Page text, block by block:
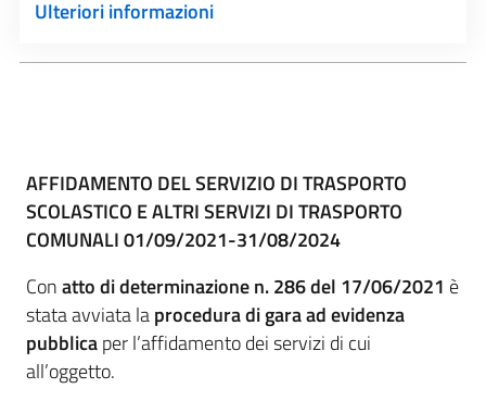
Ulteriori informazioni
AFFIDAMENTO DEL SERVIZIO DI TRASPORTO
SCOLASTICO E ALTRI SERVIZI DI TRASPORTO
COMUNALI 01/09/2021-31/08/2024
Conatto di determinazione n. 286 del 17/06/2021 è
stata avviata laprocedura di gara ad evidenza
pubblicaper l’affidamento dei servizi di cui
all’oggetto.